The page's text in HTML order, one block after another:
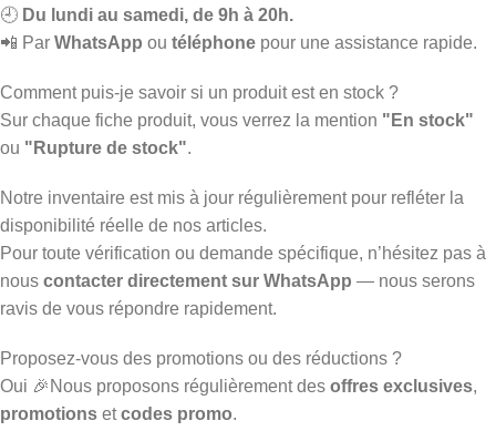
🕘 Du lundi au samedi, de 9h à 20h.
📲 Par WhatsApp ou téléphone pour une assistance rapide.
Comment puis-je savoir si un produit est en stock ?
Sur chaque fiche produit, vous verrez la mention "En stock"
ou "Rupture de stock".
Notre inventaire est mis à jour régulièrement pour refléter la
disponibilité réelle de nos articles.
Pour toute vérification ou demande spécifique, n’hésitez pas à
nous contacter directement sur WhatsApp — nous serons
ravis de vous répondre rapidement.
Proposez-vous des promotions ou des réductions ?
Oui 🎉Nous proposons régulièrement des offres exclusives,
promotions etcodes promo.